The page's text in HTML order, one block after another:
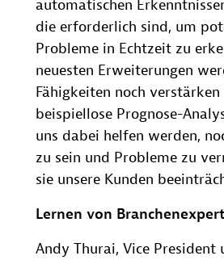
automatischen
die erforderlich sind, um
Probleme in Echtzeit zu
neuesten Erweiterungen
Fähigkeiten noch verstärken
beispiellose Prognose-
uns dabei helfen werden,
zu sein und Probleme zu
sie unsere Kunden
Lernen von
Andy Thurai, Vice President